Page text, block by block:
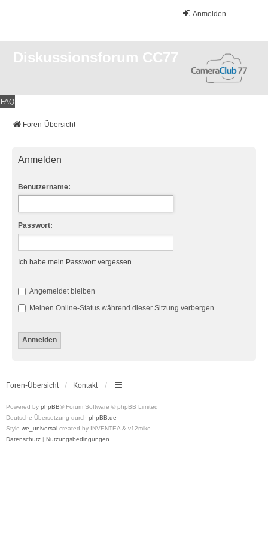
Anmelden
Diskussionsforum CC77
FAQ
Foren-Übersicht
Anmelden
Benutzername:
Passwort:
Ich habe mein Passwort vergessen
Angemeldet bleiben
Meinen Online-Status während dieser Sitzung verbergen
Foren-Übersicht Kontakt
Powered by phpBB® Forum Software © phpBB Limited
Deutsche Übersetzung durch phpBB.de
Style we_universal created by INVENTEA & v12mike
Datenschutz | Nutzungsbedingungen